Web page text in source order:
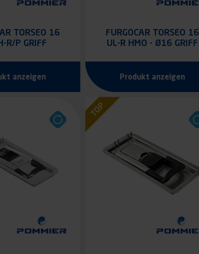
TORSEO 16
R/P GRIFF
anzeigen
FURGOCAR TORSEO 16
UL-R HMO - Ø16 GRIFF
FERNBEDIENUNG
Produkt anzeigen
TOP